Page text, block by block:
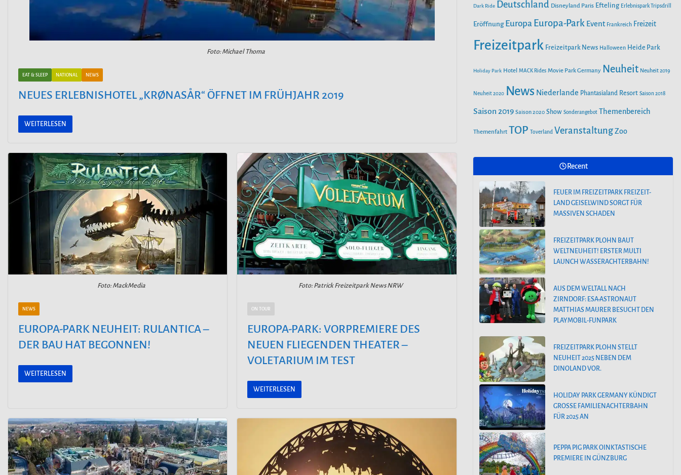
Foto: Michael Thoma
EAT & SLEEP NATIONAL NEWS
NEUES ERLEBNISHOTEL „KRØNASÅR“ ÖFFNET IM FRÜHJAHR 2019
WEITERLESEN
Foto: MackMedia
NEWS
EUROPA-PARK NEUHEIT: RULANTICA –
DER BAU HAT BEGONNEN!
WEITERLESEN
Foto: Patrick Freizeitpark News NRW
ON TOUR
EUROPA-PARK: VORPREMIERE DES
NEUEN FLIEGENDEN THEATER –
VOLETARIUM IM TEST
WEITERLESEN
n
o
r
e
Dark Ride Deutschland Disneyland Paris Efteling Erlebnispark Tripsdrill
Eröffnung Europa Europa-Park Event Frankreich Freizeit
Freizeitpark Freizeitpark News Halloween Heide Park
Holiday Park Hotel MACK Rides Movie Park Germany Neuheit Neuheit 2019
Neuheit 2020 News Niederlande Phantasialand Resort Saison 2018
Saison 2019 Saison 2020 Show Sonderangebot Themenbereich
Themenfahrt TOP Toverland Veranstaltung Zoo
Recent
FEUER IM FREIZEITPARK FREIZEIT-
LAND GEISELWIND SORGT FÜR
MASSIVEN SCHADEN
FREIZEITPARK PLOHN BAUT
WELTNEUHEIT! ERSTER MULTI
LAUNCH WASSERACHTERBAHN!
AUS DEM WELTALL NACH
ZIRNDORF: ESA-ASTRONAUT
MATTHIAS MAURER BESUCHT DEN
PLAYMOBIL-FUNPARK
FREIZEITPARK PLOHN STELLT
NEUHEIT 2025 NEBEN DEM
DINOLAND VOR.
HOLIDAY PARK GERMANY KÜNDIGT
GROSSE FAMILIENACHTERBAHN F
ÜR 2025 AN
PEPPA PIG PARK OINKTASTISCHE
PREMIERE IN GÜNZBURG